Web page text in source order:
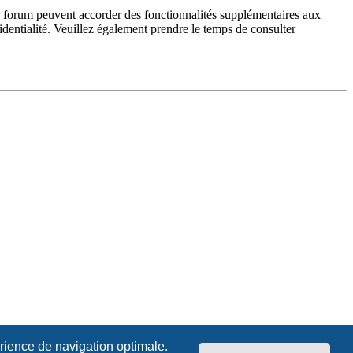
de navigation optimale.
peuvent accorder des fonctionnalités supplémentaires aux
Veuillez également prendre le temps de consulter